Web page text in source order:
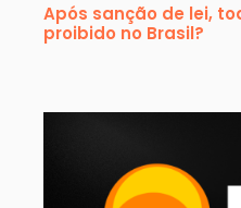
Após sanção de lei,
proibido no Brasil?